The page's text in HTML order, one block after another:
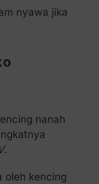
nyawa jika
nanah
.
oleh kencing